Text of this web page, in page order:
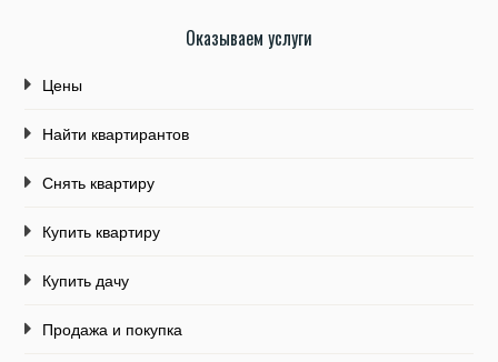
Оказываем услуги
Цены
Найти квартирантов
Снять квартиру
Купить квартиру
Купить дачу
Продажа и покупка